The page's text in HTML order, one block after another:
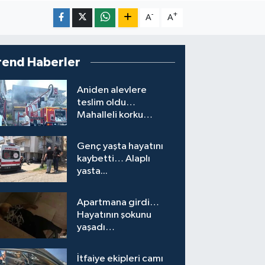
A- A+
Haberler
Aniden alevlere
teslim oldu…
Mahalleli korku
Genç yaşta hayatını
kaybetti… Alaplı
yasta...
Apartmana girdi…
Hayatının şokunu
yaşadı…
İtfaiye ekipleri camı